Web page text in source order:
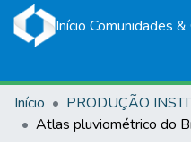
Início Comunidades &
Início